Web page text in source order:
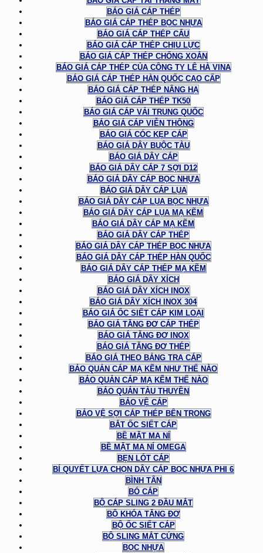
BÁO GIÁ CÁP THÉP
BÁO GIÁ CÁP THÉP BỌC NHỰA
BÁO GIÁ CÁP THÉP CẨU
BÁO GIÁ CÁP THÉP CHỊU LỰC
BÁO GIÁ CÁP THÉP CHỐNG XOẮN
BÁO GIÁ CÁP THÉP CỦA CÔNG TY LÊ HÀ VINA
BÁO GIÁ CÁP THÉP HÀN QUỐC CAO CẤP
BÁO GIÁ CÁP THÉP NÂNG HẠ
BÁO GIÁ CÁP THÉP TK50
BÁO GIÁ CÁP VẢI TRUNG QUỐC
BÁO GIÁ CÁP VIỄN THÔNG
BÁO GIÁ CÓC KẸP CÁP
BÁO GIÁ DÂY BUỘC TÀU
BÁO GIÁ DÂY CÁP
BÁO GIÁ DÂY CÁP 7 SỢI D12
BÁO GIÁ DÂY CÁP BỌC NHỰA
BÁO GIÁ DÂY CÁP LỤA
BÁO GIÁ DÂY CÁP LỤA BỌC NHỰA
BÁO GIÁ DÂY CÁP LỤA MẠ KẼM
BÁO GIÁ DÂY CÁP MẠ KẼM
BÁO GIÁ DÂY CÁP THÉP
BÁO GIÁ DÂY CÁP THÉP BỌC NHỰA
BÁO GIÁ DÂY CÁP THÉP HÀN QUỐC
BÁO GIÁ DÂY CÁP THÉP MẠ KẼM
BÁO GIÁ DÂY XÍCH
BÁO GIÁ DÂY XÍCH INOX
BÁO GIÁ DÂY XÍCH INOX 304
BÁO GIÁ ỐC SIẾT CÁP KIM LOẠI
BÁO GIÁ TĂNG ĐƠ CÁP THÉP
BÁO GIÁ TĂNG ĐƠ INOX
BÁO GIÁ TĂNG ĐƠ THÉP
BÁO GIÁ THEO BẢNG TRA CÁP
BẢO QUẢN CÁP MẠ KẼM NHƯ THẾ NÀO
BẢO QUẢN CÁP MẠ KẼM THẾ NÀO
BẢO QUẢN TÀU THUYỀN
BẢO VỆ CÁP
BẢO VỆ SỢI CÁP THÉP BÊN TRONG
BẮT ỐC SIẾT CÁP
BỀ MẶT MA NÍ
BỀ MẶT MA NÍ OMEGA
BẸN LÓT CÁP
BÍ QUYẾT LỰA CHỌN DÂY CÁP BỌC NHỰA PHI 6
BÌNH TÂN
BÓ CÁP
BỘ CÁP SLING 2 ĐẦU MẮT
BỘ KHÓA TĂNG ĐƠ
BỘ ỐC SIẾT CÁP
BỘ SLING MẮT CỨNG
BỌC NHỰA